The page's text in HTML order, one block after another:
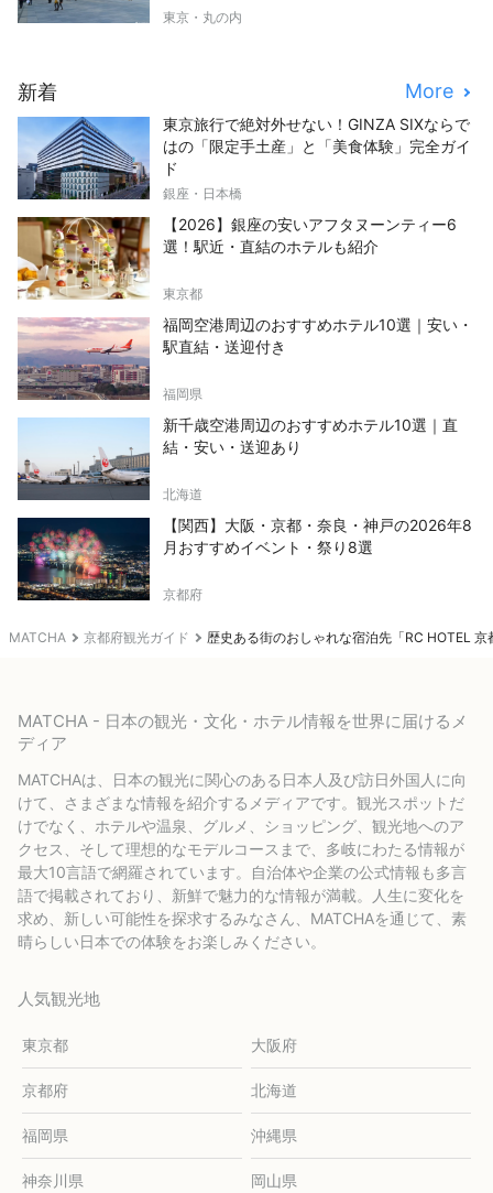
MATCHA 京都府観光ガイド 歴史ある街のおしゃれな宿泊先「RC HOTEL 京
東京・丸の内
新着 More
東京旅行で絶対外せない！GINZA SIXならで
はの「限定手土産」と「美食体験」完全ガイ
ド
銀座・日本橋
【2026】銀座の安いアフタヌーンティー6
選！駅近・直結のホテルも紹介
東京都
福岡空港周辺のおすすめホテル10選｜安い・
駅直結・送迎付き
福岡県
新千歳空港周辺のおすすめホテル10選｜直
結・安い・送迎あり
北海道
【関西】大阪・京都・奈良・神戸の2026年8
月おすすめイベント・祭り8選
京都府
MATCHA - 日本の観光・文化・ホテル情報を世界に届けるメ
ディア
MATCHAは、日本の観光に関心のある日本人及び訪日外国人に向
けて、さまざまな情報を紹介するメディアです。観光スポットだ
けでなく、ホテルや温泉、グルメ、ショッピング、観光地へのア
クセス、そして理想的なモデルコースまで、多岐にわたる情報が
最大10言語で網羅されています。自治体や企業の公式情報も多言
語で掲載されており、新鮮で魅力的な情報が満載。人生に変化を
求め、新しい可能性を探求するみなさん、MATCHAを通じて、素
晴らしい日本での体験をお楽しみください。
人気観光地
東京都 大阪府
京都府 北海道
福岡県 沖縄県
神奈川県 岡山県